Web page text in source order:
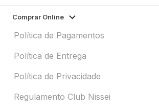
Comprar Online
Política de Pagamentos
Política de Entrega
Política de Privacidade
Regulamento Club Nissei